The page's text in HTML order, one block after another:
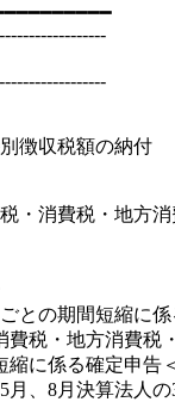
徴収税額の納付
・消費税・地方
との期間短縮に
税・地方消費税
に係る確定申告
、8月決算法人